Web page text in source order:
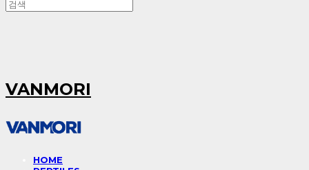
VANMORI
HOME